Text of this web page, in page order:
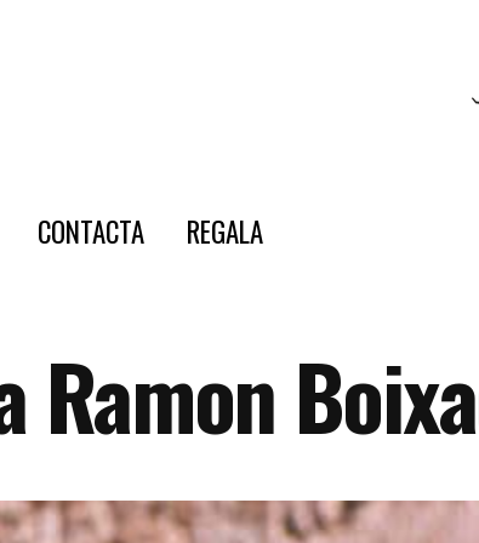
CONTACTA REGALA
Ramon